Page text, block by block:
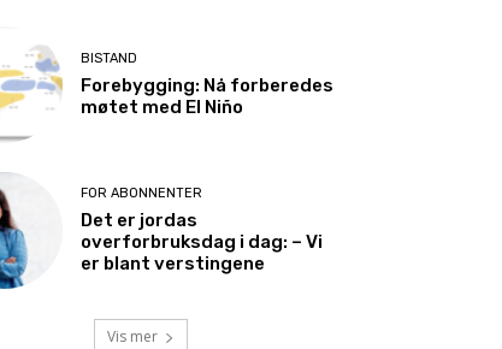
BISTAND
Forebygging: Nå forberedes
møtet med El Niño
FOR ABONNENTER
Det er jordas
overforbruksdag i dag: – Vi
er blant verstingene
Vis mer